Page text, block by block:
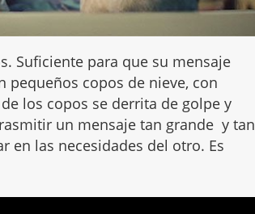
Suficiente para que su mensaje
pequeños copos de nieve, con
los copos se derrita de golpe y
un mensaje tan grande y tan
en las necesidades del otro. Es